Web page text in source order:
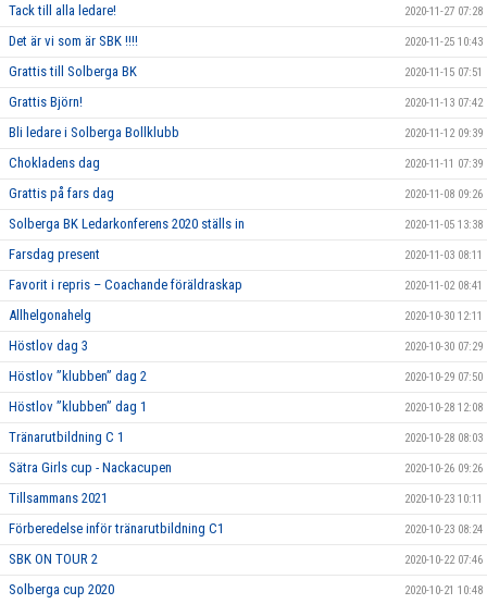
Tack till alla ledare! 2020-11-27 07:28
Det är vi som är SBK !!!! 2020-11-25 10:43
Grattis till Solberga BK 2020-11-15 07:51
Grattis Björn! 2020-11-13 07:42
Bli ledare i Solberga Bollklubb 2020-11-12 09:39
Chokladens dag 2020-11-11 07:39
Grattis på fars dag 2020-11-08 09:26
Solberga BK Ledarkonferens 2020 ställs in 2020-11-05 13:38
Farsdag present 2020-11-03 08:11
Favorit i repris – Coachande föräldraskap 2020-11-02 08:41
Allhelgonahelg 2020-10-30 12:11
Höstlov dag 3 2020-10-30 07:29
Höstlov ”klubben” dag 2 2020-10-29 07:50
Höstlov ”klubben” dag 1 2020-10-28 12:08
Tränarutbildning C 1 2020-10-28 08:03
Sätra Girls cup - Nackacupen 2020-10-26 09:26
Tillsammans 2021 2020-10-23 10:11
Förberedelse inför tränarutbildning C1 2020-10-23 08:24
SBK ON TOUR 2 2020-10-22 07:46
Solberga cup 2020 2020-10-21 10:48